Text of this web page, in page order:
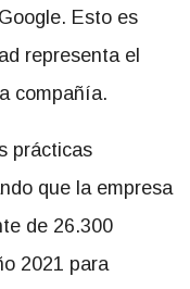
Esto es
representa el
compañía.
prácticas
que la empresa
de 26.300
2021 para